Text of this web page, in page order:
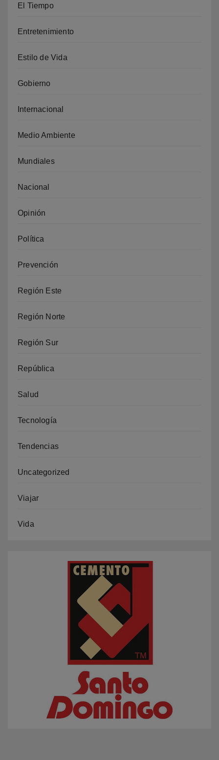
El Tiempo
Entretenimiento
Estilo de Vida
Gobierno
Internacional
Medio Ambiente
Mundiales
Nacional
Opinión
Política
Prevención
Región Este
Región Norte
Región Sur
República
Salud
Tecnología
Tendencias
Uncategorized
Viajar
Vida